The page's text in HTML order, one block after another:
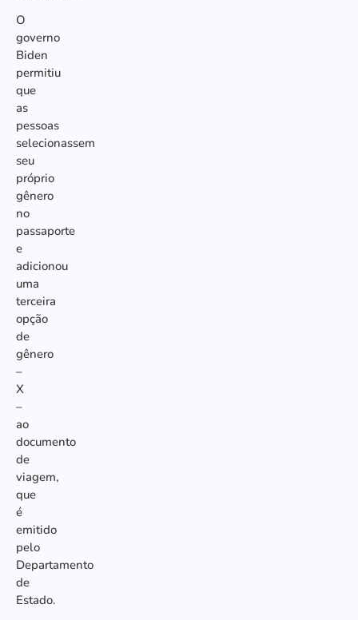
O
governo
Biden
permitiu
que
as
pessoas
selecionassem
seu
próprio
gênero
no
passaporte
e
adicionou
uma
terceira
opção
de
gênero
–
X
–
ao
documento
de
viagem,
que
é
emitido
pelo
Departamento
de
Estado.